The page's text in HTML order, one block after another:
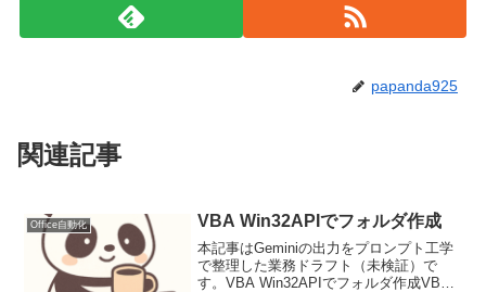
papanda925
関連記事
Office自動化 VBA Win32APIでフォルダ作成
本記事はGeminiの出力をプロンプト工学
で整理した業務ドラフト（未検証）で
す。VBA Win32APIでフォルダ作成VBA